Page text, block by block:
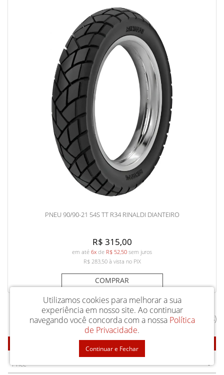
Price
PNEU 90/90-21 54S TT R34 RINALDI DIANTEIRO
R$ 315,00
em até 6x de R$ 52,50 sem juros
R$ 283,50à vista no PIX
COMPRAR
Exibindo de 1 a 21 do total de 21 (1 páginas)
Utilizamos cookies para melhorar a sua
experiência em nosso site. Ao continuar
navegando você concorda com a nossa Política
de Privacidade.
Continuar e Fechar